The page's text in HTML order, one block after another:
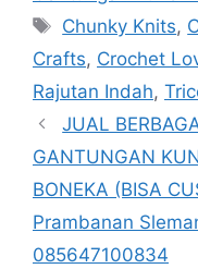
Tags
Chunky Knits,
Crafts, Crochet
Rajutan Indah,
JUAL
GANTUNGAN
BONEKA (BISA
Prambanan
085647100834